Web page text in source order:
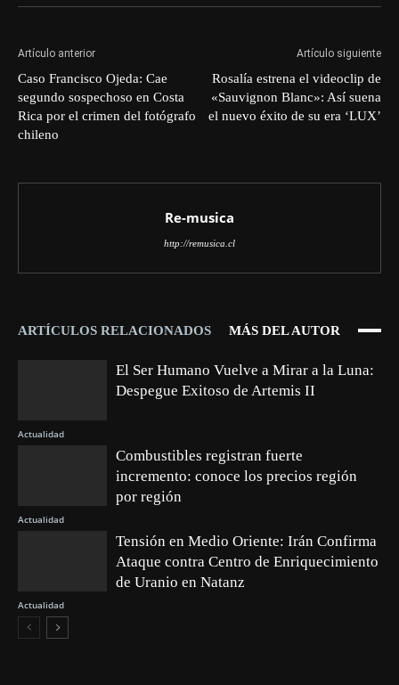
Artículo anterior
Caso Francisco Ojeda: Cae
segundo sospechoso en Costa
Rica por el crimen del fotógrafo
chileno
Artículo siguiente
Rosalía estrena el videoclip de
«Sauvignon Blanc»: Así suena
el nuevo éxito de su era ‘LUX’
Re-musica
http://remusica.cl
ARTÍCULOS RELACIONADOS MÁS DEL AUTOR
Actualidad
El Ser Humano Vuelve a Mirar a la Luna:
Despegue Exitoso de Artemis II
Actualidad
Combustibles registran fuerte
incremento: conoce los precios región
por región
Actualidad
Tensión en Medio Oriente: Irán Confirma
Ataque contra Centro de Enriquecimiento
de Uranio en Natanz